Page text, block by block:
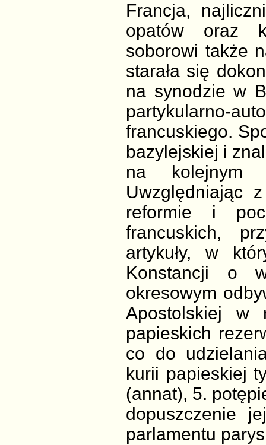
Francja,
opatów oraz
soborowi także
starała się
na synodzie w
francuskiego.
bazylejskiej i
na kolejnym
Uwzględniając
reformie i
francuskich,
artykuły, w
Konstancji o
okresowym
Apostolskiej w
papieskich
co do
kurii papieskiej
(annat), 5.
dopuszczenie
parlamentu